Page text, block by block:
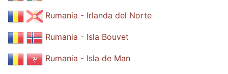
Rumania - Irlanda del Norte
Rumania - Isla Bouvet
Rumania - Isla de Man